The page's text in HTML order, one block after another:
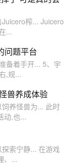
榨... Juicero
...
问题平台
备着手开... 5、宇
,规...
兽养成体验
饲养怪兽为... 此时
动,也...
索宁静... 在游戏
、...